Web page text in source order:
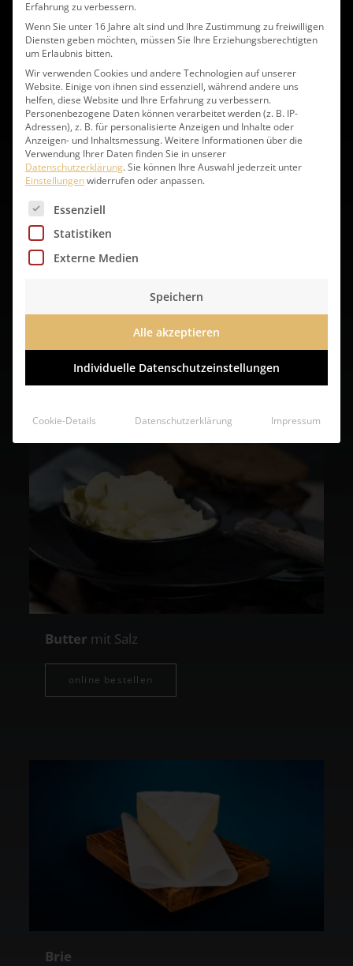
LINDNER Zutaten direktonline
bestellen:
Südtiroler Speck
Butter mit Salz
online bestellen
Brie
Erfahrung zu verbessern.
Wenn Sie unter 16 Jahre alt sind und Ihre Zustimmung zu freiwilligen
Diensten geben möchten, müssen Sie Ihre Erziehungsberechtigten
um Erlaubnis bitten.
Wir verwenden Cookies und andere Technologien auf unserer
Website. Einige von ihnen sind essenziell, während andere uns
helfen, diese Website und Ihre Erfahrung zu verbessern.
Personenbezogene Daten können verarbeitet werden (z. B. IP-
Adressen), z. B. für personalisierte Anzeigen und Inhalte oder
Anzeigen- und Inhaltsmessung.Weitere Informationen über die
Verwendung Ihrer Daten finden Sie in unserer
Datenschutzerklärung.Sie können Ihre Auswahl jederzeit unter
Einstellungenwiderrufen oder anpassen.
Es folgt eine Liste der Service-Gruppen, für die eine
Essenziell
Statistiken
Externe Medien
Speichern
Alle akzeptieren
Individuelle Datenschutzeinstellungen
Cookie-Details Datenschutzerklärung Impressum